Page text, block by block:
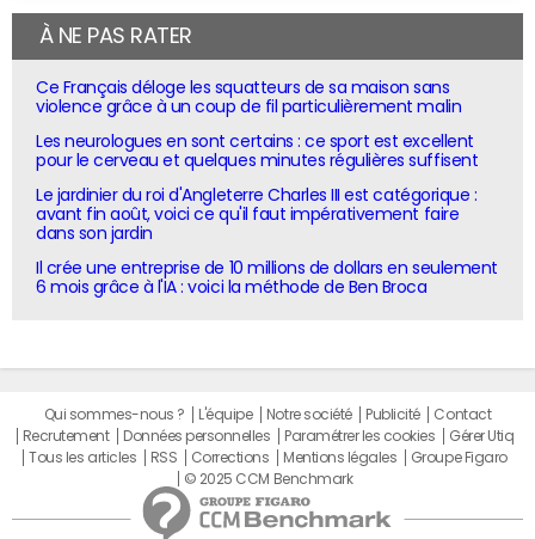
À NE PAS RATER
Ce Français déloge les squatteurs de sa maison sans
violence grâce à un coup de fil particulièrement malin
Les neurologues en sont certains : ce sport est excellent
pour le cerveau et quelques minutes régulières suffisent
Le jardinier du roi d'Angleterre Charles III est catégorique :
avant fin août, voici ce qu'il faut impérativement faire
dans son jardin
Il crée une entreprise de 10 millions de dollars en seulement
6 mois grâce à l'IA : voici la méthode de Ben Broca
Qui sommes-nous ? L'équipe Notre société Publicité
Contact
Recrutement
Données personnelles Paramétrer les cookies
Gérer Utiq
Tous les articles
RSS Corrections Mentions légales
Groupe Figaro
© 2025 CCM Benchmark